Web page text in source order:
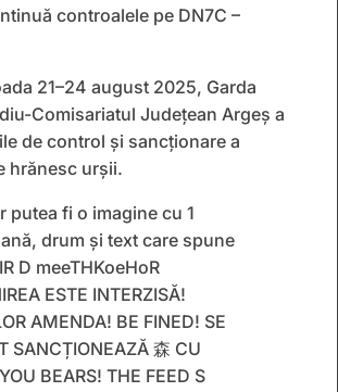
controalele pe DN7C –
21–24 august 2025, Garda
Comisariatul Județean Argeș a
de control și sancționare a
hrănesc urșii.